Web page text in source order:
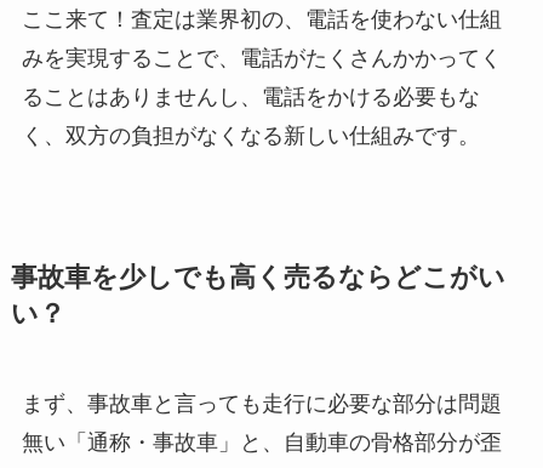
ここ来て！査定は業界初の、電話を使わない仕組
みを実現することで、電話がたくさんかかってく
ることはありませんし、電話をかける必要もな
く、双方の負担がなくなる新しい仕組みです。
事故車を少しでも高く売るならどこがい
い？
まず、事故車と言っても走行に必要な部分は問題
無い「通称・事故車」と、自動車の骨格部分が歪